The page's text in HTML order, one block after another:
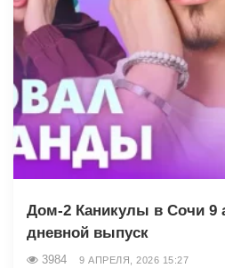
Дом-2 Каникулы в Сочи 9
дневной выпуск
3984 9 АПРЕЛЯ, 2026 15:27